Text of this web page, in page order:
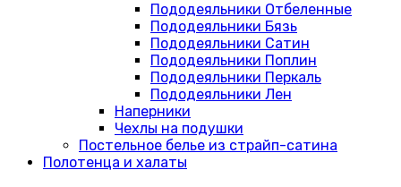
Пододеяльники Отбеленные
Пододеяльники Бязь
Пододеяльники Сатин
Пододеяльники Поплин
Пододеяльники Перкаль
Пододеяльники Лен
Наперники
Чехлы на подушки
Постельное белье из страйп-сатина
Полотенца и халаты